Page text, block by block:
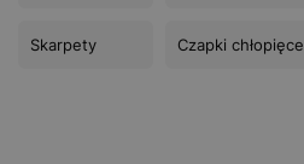
Skarpety Czapki chłopięce